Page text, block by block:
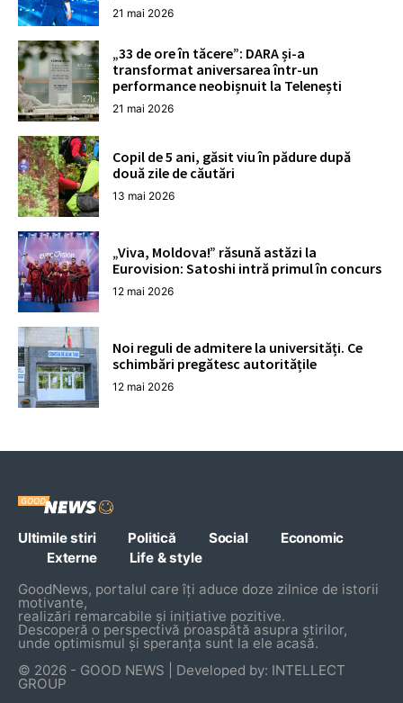
21 mai 2026
„33 de ore în tăcere”: DARA și-a
transformat aniversarea într-un
performance neobișnuit la Telenești
21 mai 2026
Copil de 5 ani, găsit viu în pădure după
două zile de căutări
13 mai 2026
„Viva, Moldova!” răsună astăzi la
Eurovision: Satoshi intră primul în concurs
12 mai 2026
Noi reguli de admitere la universități. Ce
schimbări pregătesc autoritățile
12 mai 2026
Ultimile stiri Politică Social
Economic
Externe
Life & style
GoodNews, portalul care îți aduce doze zilnice de istorii
motivante,
realizări remarcabile și inițiative pozitive.
Descoperă o perspectivă proaspătă asupra știrilor,
unde optimismul și speranța sunt la ele acasă.
© 2026 - GOOD NEWS | Developed by: INTELLECT
GROUP